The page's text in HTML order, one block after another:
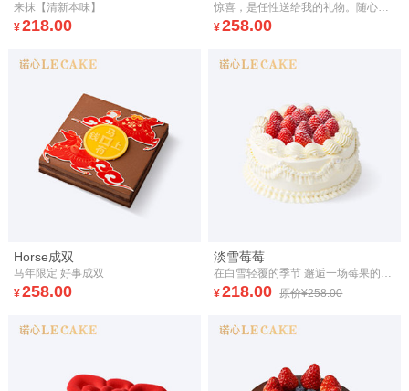
来抹【清新本味】
¥218.00
惊喜，是任性送给我的礼物。随心、随性、随感觉到处游历，每次都有新发现。惊喜，不用刻意安排。又或者，上天早已安排， 怎样，都好，就随意一点，任性一次吧。
¥258.00
Horse成双
马年限定 好事成双
¥258.00
淡雪莓莓
在白雪轻覆的季节 邂逅一场莓果的盛宴
¥218.00 原价¥258.00